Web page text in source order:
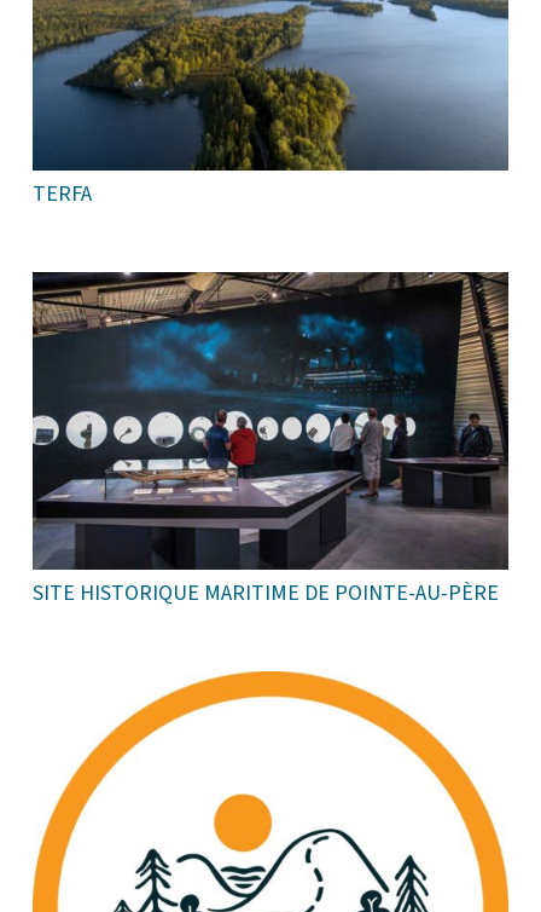
TERFA
SITE HISTORIQUE MARITIME DE POINTE-AU-PÈRE